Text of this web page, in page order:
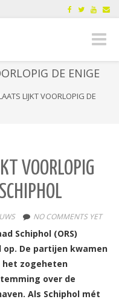
Toggle
DE ENIGE
LIJKT VOORLOPIG DE
VOORLOPIG
NO COMMENTS YET
Schiphol (ORS)
De partijen kwamen
het zogeheten
over de
Als Schiphol mét